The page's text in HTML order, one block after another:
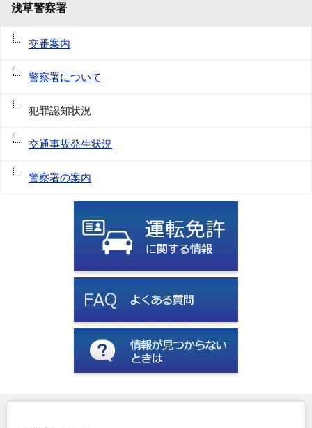
浅草警察署
交番案内
警察署について
犯罪認知状況
交通事故発生状況
警察署の案内